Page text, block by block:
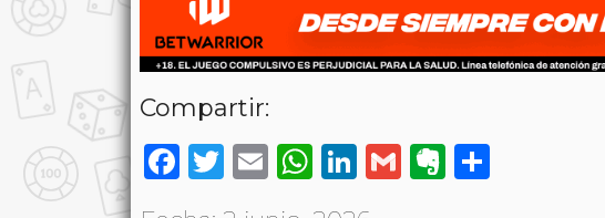
Compartir:
Facebook
Twitter
EmailWhatsApp
LinkedIn
GmailEvernote